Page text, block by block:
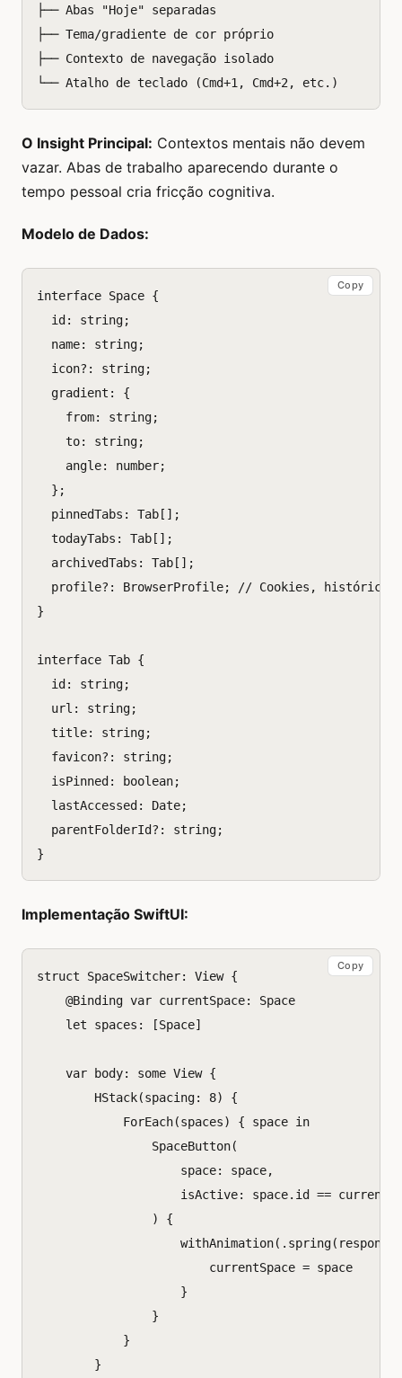
├── Abas "Hoje" separadas
├── Tema/gradiente de cor próprio
├── Contexto de navegação isolado
O Insight Principal: Contextos mentais não devem
vazar. Abas de trabalho aparecendo durante o
tempo pessoal cria fricção cognitiva.
Modelo de Dados:
interface Space {
id : string;
name: string;
icon? : string;
gradient :
{
from: string;
to: string;
angle: number;
};
pinnedTabs : Tab [];
todayTabs : Tab [];
archivedTabs : Tab [];
profile? : BrowserProfile;
// Cookies, histórico
}
interface Tab {
id : string;
url : string;
title: string;
favicon? : string;
isPinned : boolean;
lastAccessed : Date;
parentFolderId? : string;
}
Copy
Implementação SwiftUI:
struct SpaceSwitcher: View {
@Binding var currentSpace:
Space
let
spaces : [Space]
var body: some View {
HStack(spacing: 8)
{
ForEach(spaces) { space in
SpaceButton(
space: space,
isActive: space. id ==
)
{
withAnimation(. spring( response
currentSpace = space
}
}
}
}
Copy